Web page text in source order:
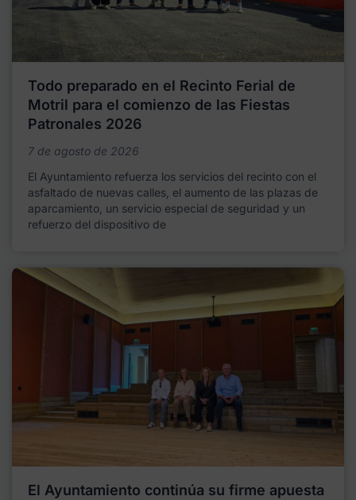
Todo preparado en el Recinto Ferial de
Motril para el comienzo de las Fiestas
Patronales 2026
7 de agosto de 2026
El Ayuntamiento refuerza los servicios del recinto con el
asfaltado de nuevas calles, el aumento de las plazas de
aparcamiento, un servicio especial de seguridad y un
refuerzo del dispositivo de
El Ayuntamiento continúa su firme apuesta